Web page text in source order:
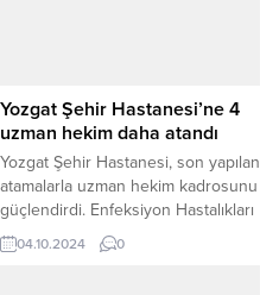
Yozgat Şehir Hastanesi’ne 4
uzman hekim daha atandı
Yozgat Şehir Hastanesi, son yapılan
atamalarla uzman hekim kadrosunu
güçlendirdi. Enfeksiyon Hastalıkları
ve Klinik Mikrobiyoloji Hekimi Hilal
Ekici, Çocuk Hastalıkları ve Sağlığı
04.10.2024 0